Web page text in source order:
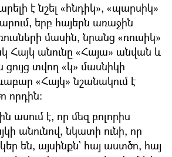
է նշել «հնդիկ», «պարսիկ»
երբ հայերն առաջին
մասին, նրանց «ռուսիկ»
Հայկ անունը «Հայա» անվան և
ցույց տվող «կ» մասնիկի
«Հայկ» նշանակում է
որդին։
ասում է, որ մեզ բոլորիս
անունով, նկատի ունի, որ
են, այսինքն` հայ աստծո, հայ